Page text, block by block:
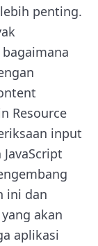
penting.
Resource
input
ini dan
akan
aplikasi